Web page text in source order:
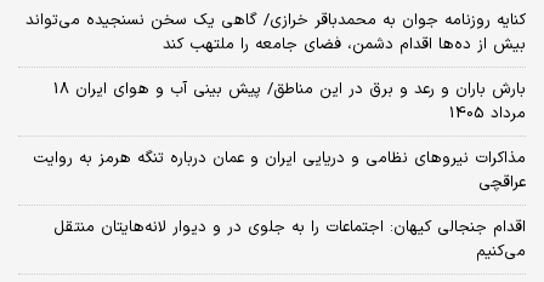
کنایه روزنامه جوان به محمدباقر خرازی/ گاهی یک سخن نسنجیده می‌تواند
بیش از ده‌ها اقدام دشمن، فضای جامعه را ملتهب کند
بارش باران و رعد و برق در این مناطق/ پیش بینی آب و هوای ایران 18
مرداد 1405
مذاکرات نیروهای نظامی و دریایی ایران و عمان درباره تنگه هرمز به روایت
عراقچی
اقدام جنجالی کیهان: اجتماعات را به جلوی در و دیوار لانه‌هایتان منتقل
می‌کنیم